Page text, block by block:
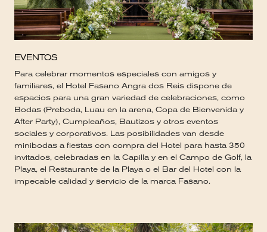
EVENTOS
Para celebrar momentos especiales con amigos y
familiares, el Hotel Fasano Angra dos Reis dispone de
espacios para una gran variedad de celebraciones, como
Bodas (Preboda, Luau en la arena, Copa de Bienvenida y
After Party), Cumpleaños, Bautizos y otros eventos
sociales y corporativos. Las posibilidades van desde
minibodas a fiestas con compra del Hotel para hasta 350
invitados, celebradas en la Capilla y en el Campo de Golf, la
Playa, el Restaurante de la Playa o el Bar del Hotel con la
impecable calidad y servicio de la marca Fasano.